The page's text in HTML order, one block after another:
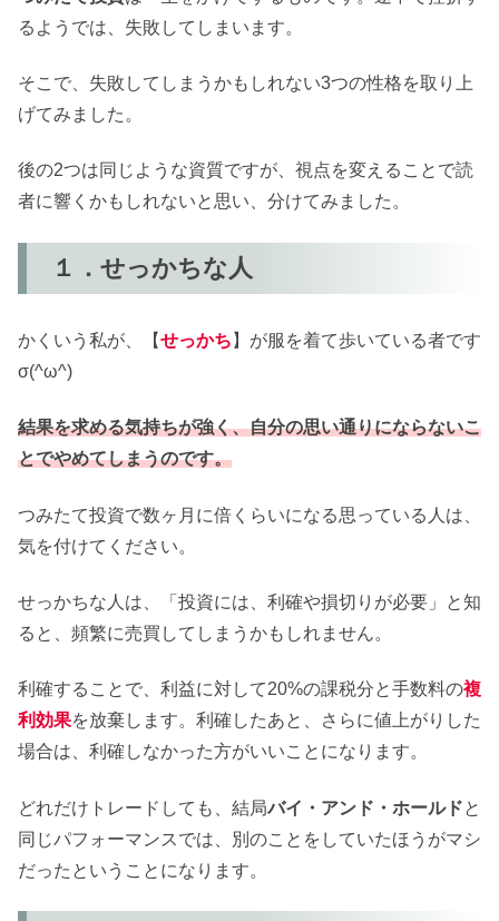
るようでは、失敗してしまいます。
そこで、失敗してしまうかもしれない3つの性格を取り上
げてみました。
後の2つは同じような資質ですが、視点を変えることで読
者に響くかもしれないと思い、分けてみました。
１．せっかちな人
かくいう私が、【せっかち 】が服を着て歩いている者です
σ(^ω^)
結果を求める気持ちが強く、自分の思い通りにならないこ
とでやめてしまうのです。
つみたて投資で数ヶ月に倍くらいになる思っている人は、
気を付けてください。
せっかちな人は、「投資には、利確や損切りが必要」と知
ると、頻繁に売買してしまうかもしれません。
利確することで、利益に対して20%の課税分と手数料の複
利効果を放棄します。利確したあと、さらに値上がりした
場合は、利確しなかった方がいいことになります。
どれだけトレードしても、結局バイ・アンド・ホールドと
同じパフォーマンスでは、別のことをしていたほうがマシ
だったということになります。